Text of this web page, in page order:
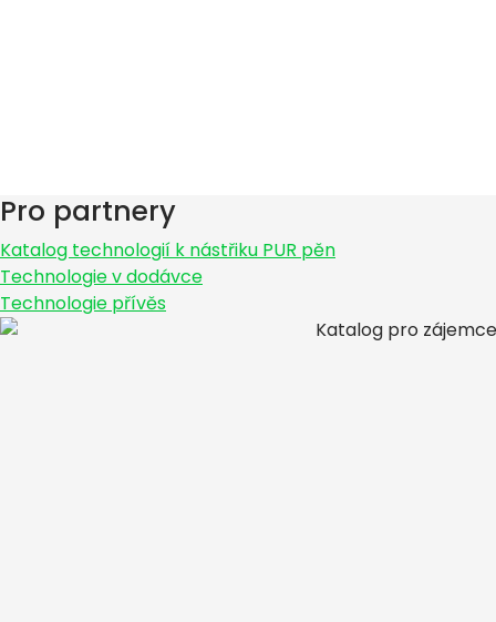
Pro partnery
Katalog technologií k nástřiku PUR pěn
Technologie v dodávce
Technologie přívěs